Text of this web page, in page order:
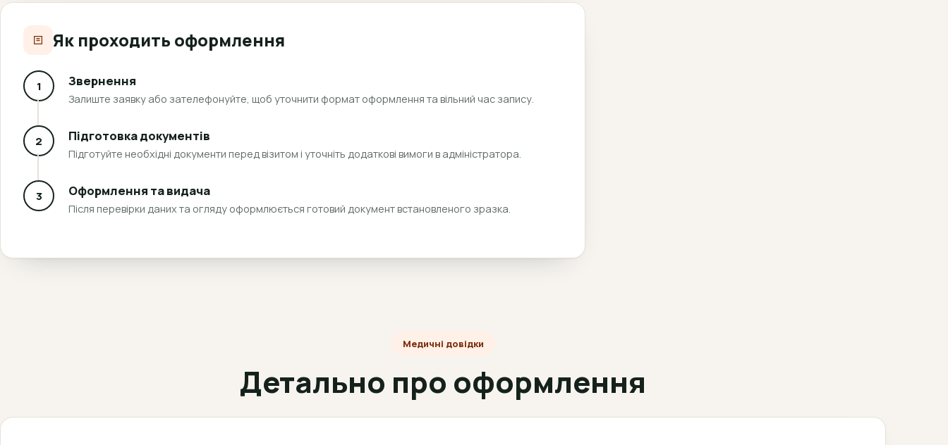
Як проходить оформлення
1 Звернення
Залиште заявку або зателефонуйте, щоб уточнити формат оформлення та вільний час запису.
2 Підготовка документів
Підготуйте необхідні документи перед візитом і уточніть додаткові вимоги в адміністратора.
3 Оформлення та видача
Після перевірки даних та огляду оформлюється готовий документ встановленого зразка.
Медичні довідки
Детально про оформлення